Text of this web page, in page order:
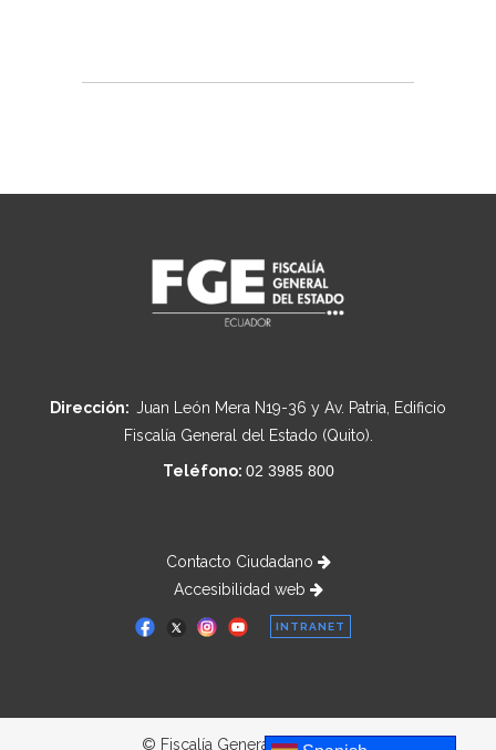
Dirección: Juan León Mera N19-36 y Av. Patria, Edificio
Fiscalía General del Estado (Quito).
Teléfono: 02 3985 800
Contacto Ciudadano
Accesibilidad web
INTRANET
© Fiscalía General del Estado